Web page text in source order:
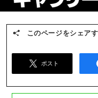
このページをシェア
ポスト